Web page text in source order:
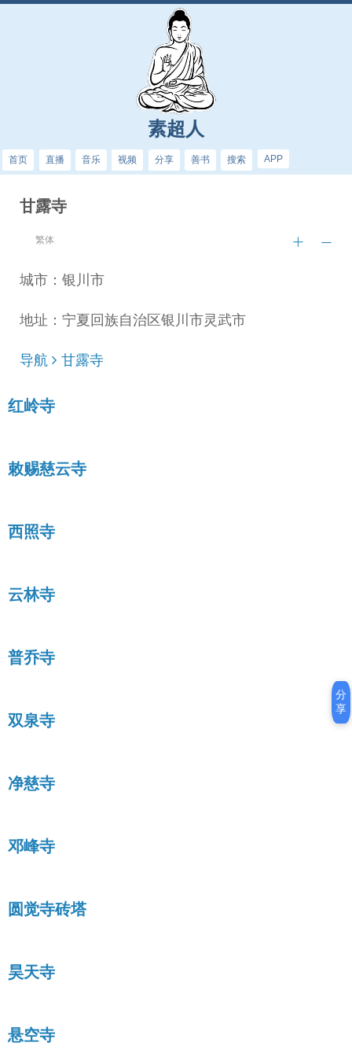
素超人
首页 直播 音乐 视频 分享 善书 搜索 APP
甘露寺
繁体
城市：银川市
地址：宁夏回族自治区银川市灵武市
导航 甘露寺
红岭寺
敕赐慈云寺
西照寺
云林寺
普乔寺
双泉寺
净慈寺
邓峰寺
圆觉寺砖塔
昊天寺
悬空寺
分
享